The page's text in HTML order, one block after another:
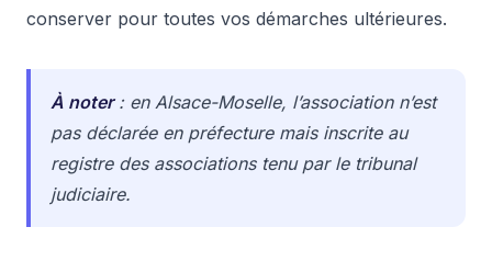
conserver pour toutes vos démarches ultérieures.
À noter: en Alsace-Moselle, l’association n’est
pas déclarée en préfecture mais inscrite au
registre des associations tenu par le tribunal
judiciaire.